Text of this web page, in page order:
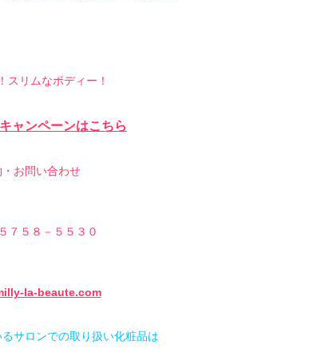
スリムなボディー！
ャンペーンはこちら
・お問い合わせ
７５８－５５３０
la-beaute.com
サロンでの取り扱い化粧品は